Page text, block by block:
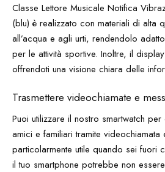
Classe Lettore Musicale Notifica
(blu) è realizzato con materiali di alta
all’acqua e agli urti, rendendolo
per le attività sportive. Inoltre, il
offrendoti una visione chiara delle
Trasmettere videochiamate e
Puoi utilizzare il nostro smartwatch
amici e familiari tramite
particolarmente utile quando sei fuori
il tuo smartphone potrebbe non